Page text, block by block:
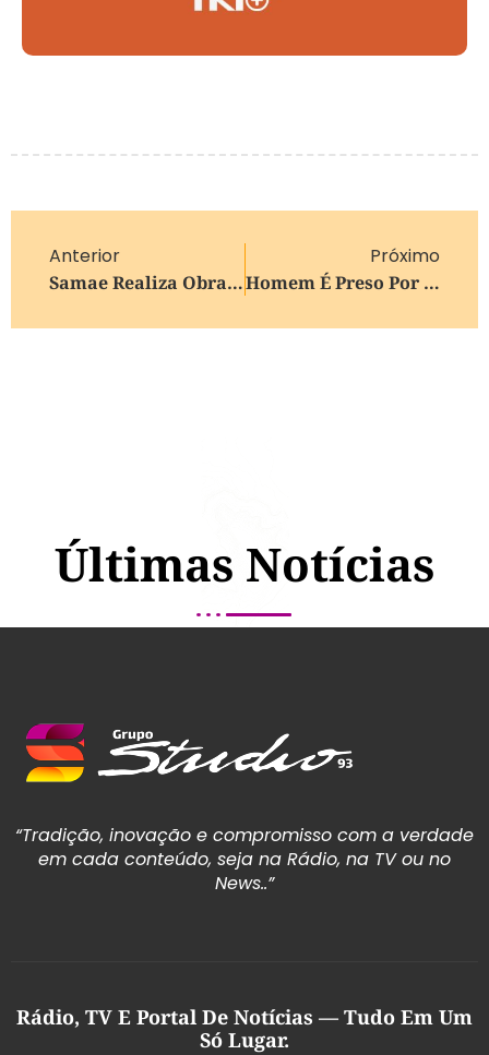
Anterior
Samae Realiza Obras Em 11 Regiões Da Cidade Durante Esta Semana Em Caxias Do Sul
Próximo
Homem É Preso Por Tráfico Com Seis Tipos De Drogas Em Caxias Do Sul
Últimas Notícias
“Tradição, inovação e compromisso com a verdade
em cada conteúdo, seja na Rádio, na TV ou no
News..”
Rádio, TV E Portal De Notícias — Tudo Em Um
Só Lugar.